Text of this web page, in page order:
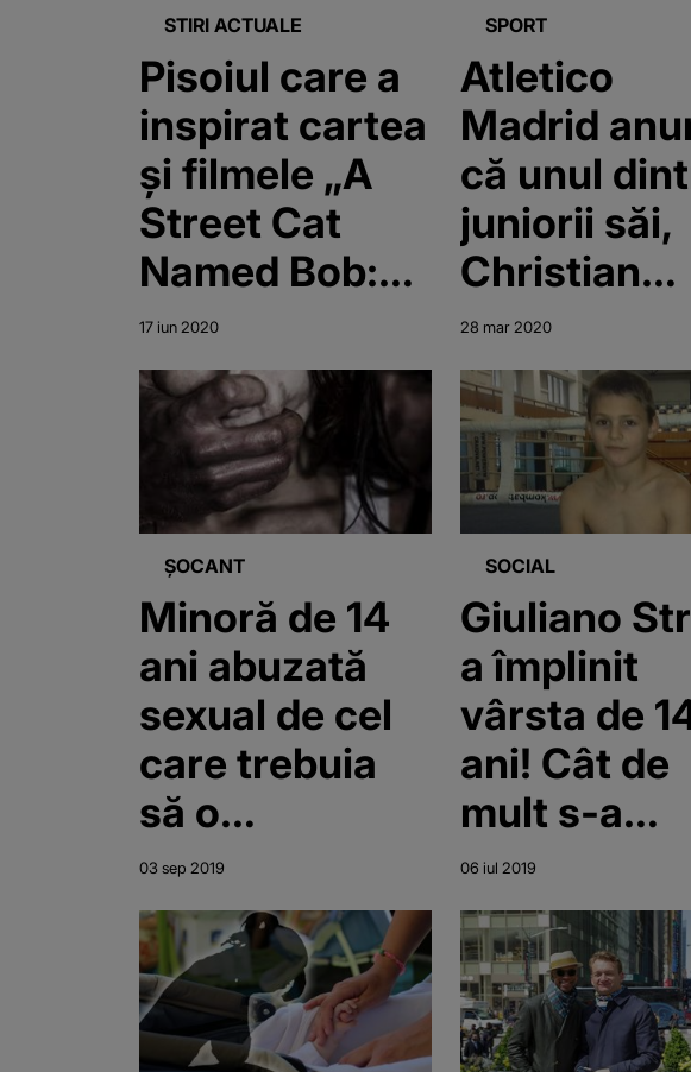
STIRI ACTUALE
Pisoiul care a
inspirat cartea
şi filmele „A
Street Cat
Named Bob:
And How He
Saved My
Life” a murit la
vârsta de 14
ani
17 iun 2020
SPORT
Atletico
Madrid
că unul
juniorii săi,
Christian
Minchola, a
murit la
14 ani
28 mar 2020
ȘOCANT
Minoră de 14
ani abuzată
sexual de cel
care trebuia
să o
supravegheze
03 sep 2019
SOCIAL
Giuliano
a împlinit
vârsta de
ani! Cât de
mult s-a
schimbat
"Micul
Hercule"
06 iul 2019